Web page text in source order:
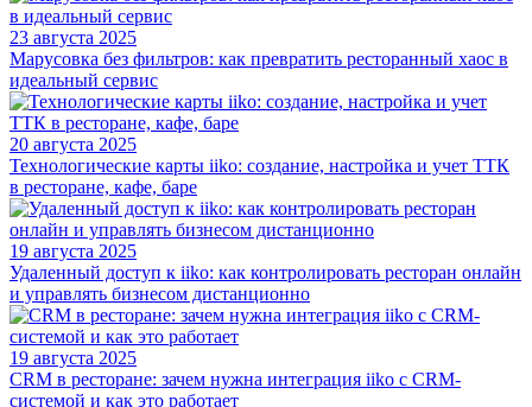
23 августа 2025
Марусовка без фильтров: как превратить ресторанный хаос в
идеальный сервис
20 августа 2025
Технологические карты iiko: создание, настройка и учет ТТК
в ресторане, кафе, баре
19 августа 2025
Удаленный доступ к iiko: как контролировать ресторан онлайн
и управлять бизнесом дистанционно
19 августа 2025
CRM в ресторане: зачем нужна интеграция iiko с CRM-
системой и как это работает